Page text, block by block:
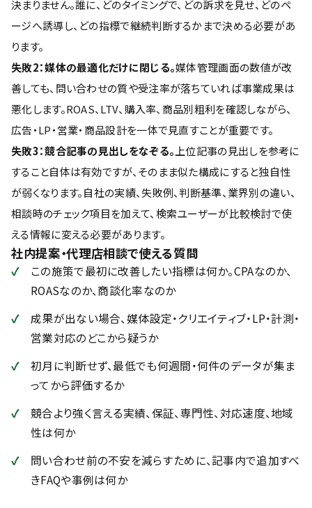
決まりません。誰に、どのタイミングで、どの訴求を見せ、どのペ
ージへ誘導し、どの指標で継続判断するかまで決める必要があ
ります。
失敗2：媒体の最適化だけに閉じる。媒体管理画面の数値が改
善しても、問い合わせの質や受注率が落ちていれば事業成果は
悪化します。ROAS、LTV、購入率、商品別粗利を確認しながら、
広告・LP・営業・商品設計を一体で見直すことが重要です。
失敗3：競合記事の見出しをなぞる。 上位記事の見出しを参考に
すること自体は有効ですが、そのまま似た構成にすると独自性
が弱くなります。自社の実績、失敗例、判断基準、業界別の違い、
相談時のチェック項目を加えて、検索ユーザーが比較検討で使
える情報に変える必要があります。
社内提案・代理店相談で使える質問
この施策で最初に改善したい指標は何か。CPAなのか、
ROASなのか、商談化率なのか
成果が出ない場合、媒体設定・クリエイティブ・LP・計測・
営業対応のどこから疑うか
初月に判断せず、最低でも何週間・何件のデータが集ま
ってから評価するか
競合より強く言える実績、保証、専門性、対応速度、地域
性は何か
問い合わせ前の不安を減らすために、記事内で追加すべ
きFAQや事例は何か